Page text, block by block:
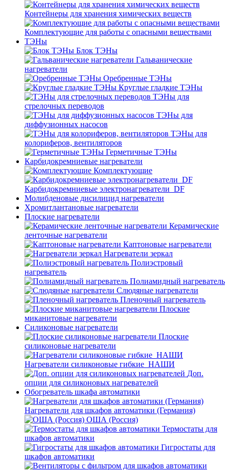
Контейнеры для хранения химических веществ
Комплектующие для работы с опасными веществами
ТЭНы
Блок ТЭНы
Гальванические
нагреватели
Оребренные ТЭНы
Круглые гладкие ТЭНы
ТЭНы для
стрелочных переводов
ТЭНы для
диффузионных насосов
ТЭНы для
колориферов, вентиляторов
Герметичные ТЭНы
Карбидокремниевые нагреватели
Комплектующие
Карбидокремниевые электронагреватели_DF
Молибденовые дисилицид нагреватели
Хромитлантановые нагреватели
Плоские нагреватели
Керамические
ленточные нагреватели
Каптоновые нагреватели
Нагреватели зеркал
Полиэстровый
нагреватель
Полиамидный нагреватель
Слюдяные нагреватели
Пленочный нагреватель
Плоские
миканитовые нагреватели
Силиконовые нагреватели
Плоские
силиконовые нагреватели
Нагреватели силиконовые гибкие_НАШИ
Доп.
опции для силиконовых нагревателей
Обогреватель шкафа автоматики
Нагреватели для шкафов автоматики (Германия)
ОША (Россия)
Термостаты для
шкафов автоматики
Гигростаты для
шкафов автоматики